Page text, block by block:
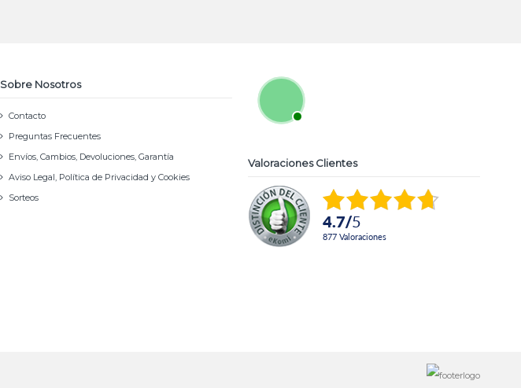
Sobre Nosotros
Contacto
Preguntas Frecuentes
Envíos, Cambios, Devoluciones, Garantía
Aviso Legal, Política de Privacidad y Cookies
Sorteos
Valoraciones Clientes
4.7/5
877 Valoraciones